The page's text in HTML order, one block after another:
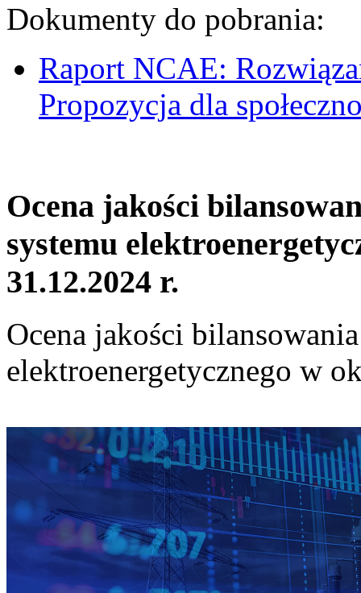
Dokumenty do pobrania:
Raport NCAE:
Propozycja dla
Ocena jakości
systemu
31.12.2024 r.
Ocena jakości
elektroenergetycznego w